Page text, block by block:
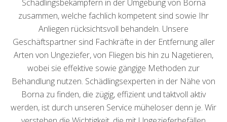
Schädlingsbekämpfern in der Umgebung von Borna
zusammen, welche fachlich kompetent sind sowie Ihr
Anliegen rücksichtsvoll behandeln. Unsere
Geschäftspartner sind Fachkräfte in der Entfernung aller
Arten von Ungeziefer, von Fliegen bis hin zu Nagetieren,
wobei sie effektive sowie gängige Methoden zur
Behandlung nutzen. Schädlingsexperten in der Nähe von
Borna zu finden, die zügig, effizient und taktvoll aktiv
werden, ist durch unseren Service müheloser denn je. Wir